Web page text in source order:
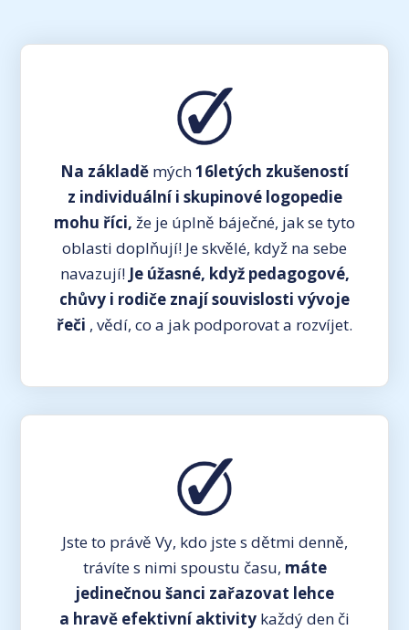
Na základě mých16letých zkušeností
z individuální i skupinové logopedie
mohu říci, že je úplně báječné, jak se tyto
oblasti doplňují! Je skvělé, když na sebe
navazují! Je úžasné, když pedagogové,
chůvy i rodiče znají souvislosti vývoje
řeči , vědí, co a jak podporovat a rozvíjet.
Jste to právě Vy, kdo jste s dětmi denně,
trávíte s nimi spoustu času, máte
jedinečnou šanci zařazovat lehce
a hravě efektivní aktivity každý den či